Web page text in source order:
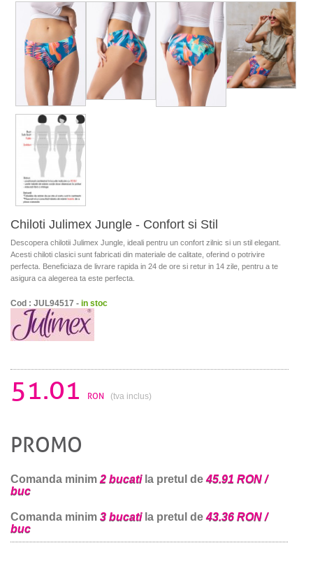
Chiloti Julimex Jungle - Confort si Stil
Descopera chilotii Julimex Jungle, ideali pentru un confort zilnic si un stil elegant.
Acesti chiloti clasici sunt fabricati din materiale de calitate, oferind o potrivire
perfecta. Beneficiaza de livrare rapida in 24 de ore si retur in 14 zile, pentru a te
asigura ca alegerea ta este perfecta.
Cod : JUL94517 - in stoc
51.01 RON (tva inclus)
PROMO
Comanda minim 2 bucatila pretul de45.91 RON /
buc
Comanda minim 3 bucatila pretul de43.36 RON /
buc